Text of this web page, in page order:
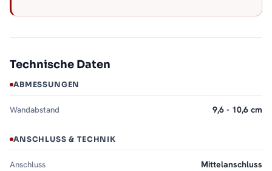
Technische Daten
ABMESSUNGEN
Wandabstand 9,6 - 10,6 cm
ANSCHLUSS & TECHNIK
Anschluss Mittelanschluss